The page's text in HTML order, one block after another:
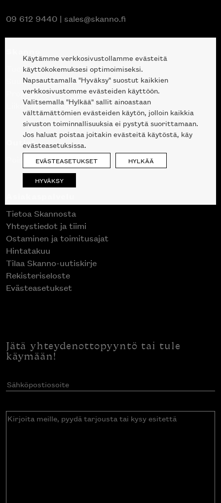
09 612 9440 | sales@skanno.fi
Tuotteet
Suunnittelupalvelu
Projektimyynti
Liike Helsingin keskustassa
Outlet
Poistuvat mallikappaleet
Tietoa Skannosta
Yhteystiedot ja tiimi
Ostaminen ja toimitusajat
Hintatakuu
Tilaa Skanno-uutiskirje
Rekisteriseloste
Evästeasetukset
Jätä yhteydenottopyyntö tai tule
käymään!
Sähköpostiosoite(Pakollinen)
Kirjoita
Käytämme verkkosivustollamme evästeitä
käyttökokemuksesi optimoimiseksi.
Napsauttamalla "Hyväksy" suostut kaikkien
verkkosivustomme evästeiden käyttöön.
Valitsemalla "Hylkää" sallit ainoastaan
välttämättömien evästeiden käytön, jolloin kaikkia
sivuston toiminnallisuuksia ei pystytä suorittamaan.
Jos haluat poistaa joitakin evästeitä käytöstä, käy
evästeasetuksissa.
EVÄSTEASETUKSET HYLKÄÄ
HYVÄKSY